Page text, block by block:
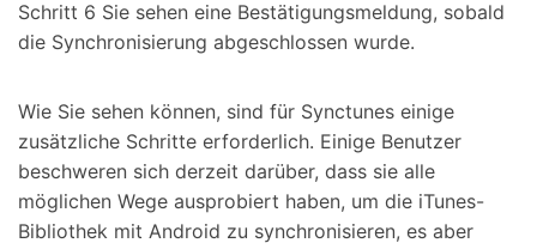
Schritt 6 Sie sehen eine Bestätigungsmeldung, sobald
die Synchronisierung abgeschlossen wurde.
Wie Sie sehen können, sind für Synctunes einige
zusätzliche Schritte erforderlich. Einige Benutzer
beschweren sich derzeit darüber, dass sie alle
möglichen Wege ausprobiert haben, um die iTunes-
Bibliothek mit Android zu synchronisieren, es aber